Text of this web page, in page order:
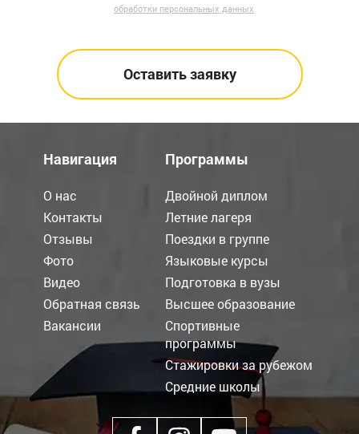
обработки персональных данных
Навигация
О нас
Контакты
Отзывы
Фото
Видео
Обратная связь
Вакансии
Программы
Двойной диплом
Летние лагеря
Поездки в группе
Языковые курсы
Подготовка в вузы
Высшее образование
Спортивные
программы
Стажировки за рубежом
Средние школы